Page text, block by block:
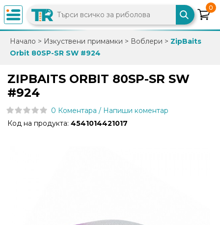
×
0882
086
info@trfish.com
0
Начало > Изкуствени примамки > Воблери > ZipBaits
Orbit 80SP-SR SW #924
ZIPBAITS ORBIT 80SP-SR SW
#924
0 Коментара / Напиши коментар
Код на продукта: 4541014421017